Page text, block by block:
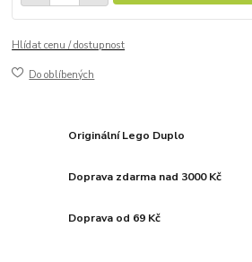
Hlídat cenu / dostupnost
Do oblíbených
Originální Lego Duplo
Doprava zdarma nad 3000 Kč
Doprava od 69 Kč